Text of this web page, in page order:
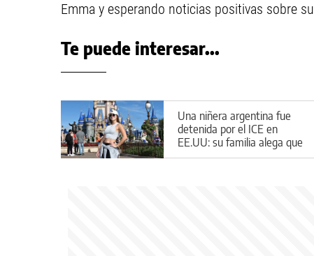
Emma y esperando noticias positivas sobre
Te puede interesar...
Una niñera argentina fue
detenida por el ICE en
EE.UU: su familia alega que
entró de forma legal